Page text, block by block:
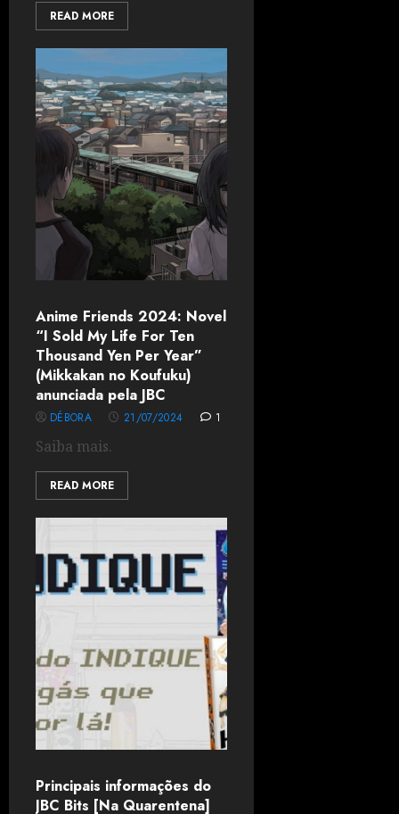
READ MORE
Anime Friends 2024: Novel
“I Sold My Life For Ten
Thousand Yen Per Year”
(Mikkakan no Koufuku)
anunciada pela JBC
DÉBORA 21/07/2024 1
Saiba mais.
READ MORE
Principais informações do
JBC Bits [Na Quarentena]